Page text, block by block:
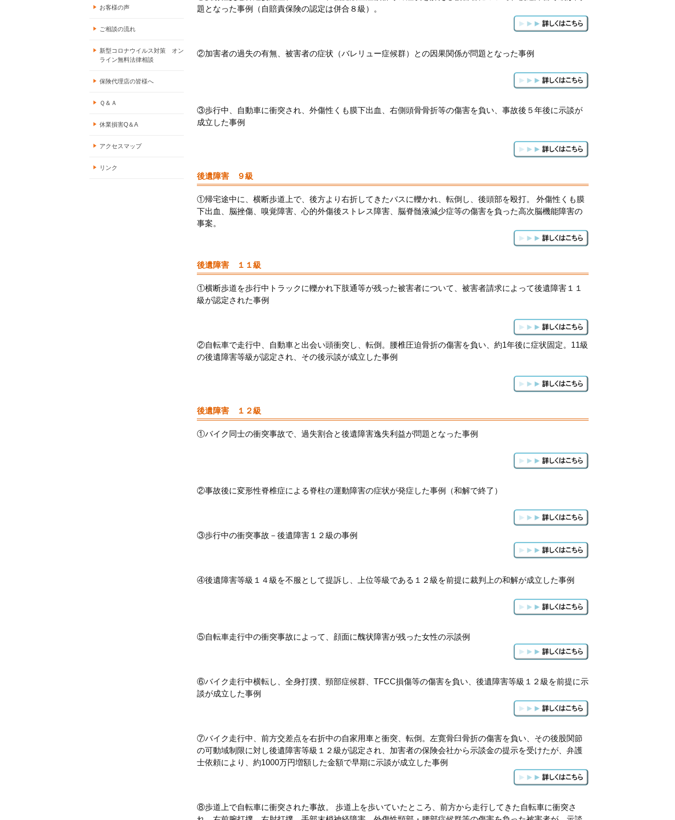
題となった事例（自賠責保険の認定は併合８級）。
②加害者の過失の有無、被害者の症状（バレリュー症候群）との因果関係が問題となった事例
③歩行中、自動車に衝突され、外傷性くも膜下出血、右側頭骨骨折等の傷害を負い、事故後５年後に示談が
成立した事例
後遺障害 ９級
①帰宅途中に、横断歩道上で、後方より右折してきたバスに轢かれ、転倒し、後頭部を殴打。 外傷性くも膜
下出血、脳挫傷、嗅覚障害、心的外傷後ストレス障害、脳脊髄液減少症等の傷害を負った高次脳機能障害の
事案。
後遺障害 １１級
①横断歩道を歩行中トラックに轢かれ下肢通等が残った被害者について、被害者請求によって後遺障害１１
級が認定された事例
②自転車で走行中、自動車と出会い頭衝突し、転倒。腰椎圧迫骨折の傷害を負い、約1年後に症状固定。11級
の後遺障害等級が認定され、その後示談が成立した事例
後遺障害 １２級
①バイク同士の衝突事故で、過失割合と後遺障害逸失利益が問題となった事例
②事故後に変形性脊椎症による脊柱の運動障害の症状が発症した事例（和解で終了）
③歩行中の衝突事故－後遺障害１２級の事例
④後遺障害等級１４級を不服として提訴し、上位等級である１２級を前提に裁判上の和解が成立した事例
⑤自転車走行中の衝突事故によって、顔面に醜状障害が残った女性の示談例
⑥バイク走行中横転し、全身打撲、頸部症候群、TFCC損傷等の傷害を負い、後遺障害等級１２級を前提に示
談が成立した事例
⑦バイク走行中、前方交差点を右折中の自家用車と衝突、転倒。左寛骨臼骨折の傷害を負い、その後股関節
の可動域制限に対し後遺障害等級１２級が認定され、加害者の保険会社から示談金の提示を受けたが、弁護
士依頼により、約1000万円増額した金額で早期に示談が成立した事例
⑧歩道上で自転車に衝突された事故。 歩道上を歩いていたところ、前方から走行してきた自転車に衝突さ
お客様の声
ご相談の流れ
新型コロナウイルス対策 オン
ライン無料法律相談
保険代理店の皆様へ
Ｑ＆Ａ
休業損害Q＆A
アクセスマップ
リンク